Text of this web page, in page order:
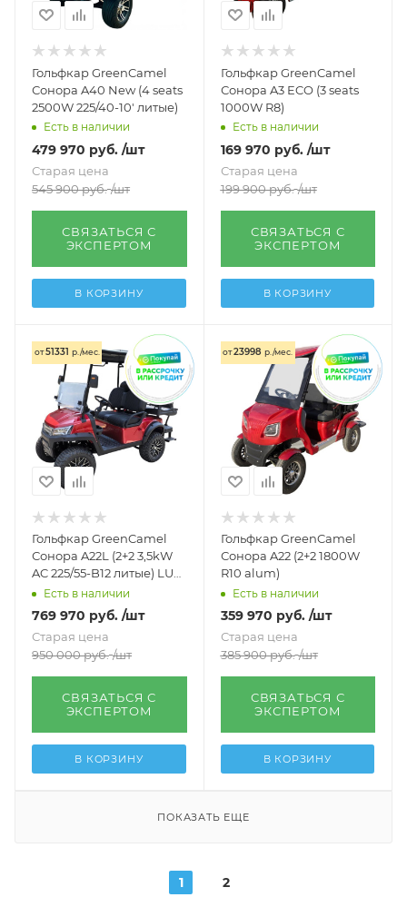
Гольфкар GreenCamel
Сонора A40 New (4 seats
2500W 225/40-10' литые)
Есть в наличии
479 970 руб. /шт
Старая цена
545 900руб. /шт
СВЯЗАТЬСЯ С
ЭКСПЕРТОМ
В КОРЗИНУ
Гольфкар GreenCamel
Сонора A3 ECO (3 seats
1000W R8)
Есть в наличии
169 970 руб. /шт
Старая цена
199 900руб. /шт
СВЯЗАТЬСЯ С
ЭКСПЕРТОМ
В КОРЗИНУ
от51331 р./мес.
Гольфкар GreenCamel
Сонора A22L (2+2 3,5kW
AC 225/55-B12 литые) LUX
lifted
Есть в наличии
769 970 руб. /шт
Старая цена
950 000руб. /шт
СВЯЗАТЬСЯ С
ЭКСПЕРТОМ
В КОРЗИНУ
от23998 р./мес.
Гольфкар GreenCamel
Сонора A22 (2+2 1800W
R10 alum)
Есть в наличии
359 970 руб. /шт
Старая цена
385 900руб. /шт
СВЯЗАТЬСЯ С
ЭКСПЕРТОМ
В КОРЗИНУ
ПОКАЗАТЬ ЕЩЕ
1 2